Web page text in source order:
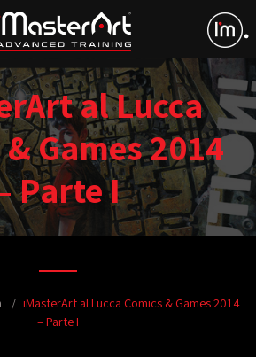
al Lucca
Games 2014
Parte I
iMasterArt al Lucca Comics & Games 2014
– Parte I